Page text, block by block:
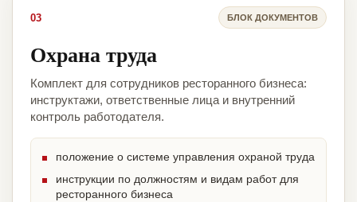
03 БЛОК ДОКУМЕНТОВ
Охрана труда
Комплект для сотрудников ресторанного бизнеса:
инструктажи, ответственные лица и внутренний
контроль работодателя.
положение о системе управления охраной труда
инструкции по должностям и видам работ для
ресторанного бизнеса